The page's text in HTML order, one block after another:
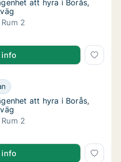
att hyra i Borås,
att hyra i Borås,
Rum 2
att hyra i Borås,
info
att hyra i Borås,
hyra i Borås, Mannerfelts väg
att hyra i Borås,
att hyra i Borås,
Rum 2
att hyra i Borås,
info